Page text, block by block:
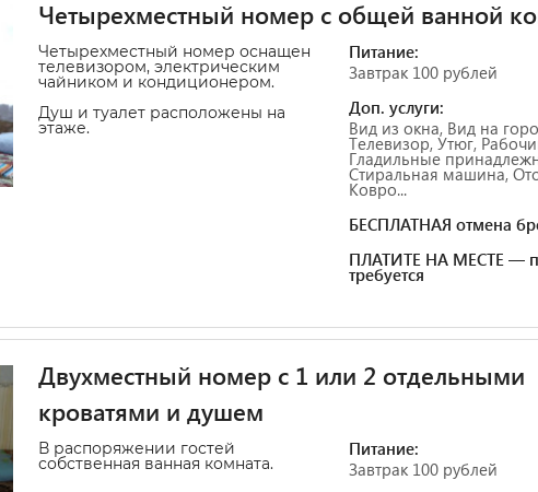
Четырехместный номер с общей ванной
Четырехместный номер оснащен
телевизором, электрическим
чайником и кондиционером.
Душ и туалет расположены на
этаже.
Питание:
Завтрак 100 рублей
Доп. услуги:
Вид из окна, Вид на
Телевизор, Утюг,
Гладильные
Стиральная машина,
Ковро...
БЕСПЛАТНАЯ отмена
ПЛАТИТЕ НА МЕСТЕ —
требуется
Двухместный номер с 1 или 2 отдельными
кроватями и душем
В распоряжении гостей
собственная ванная комната.
Питание:
Завтрак 100 рублей